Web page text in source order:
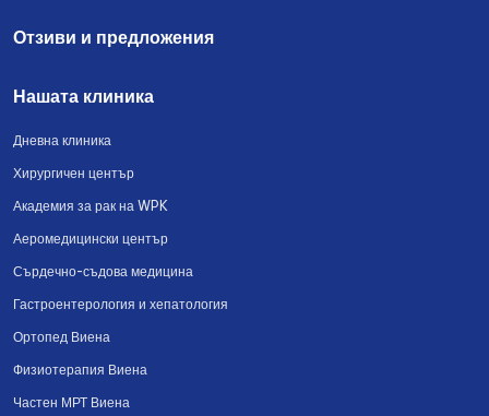
Отзиви и предложения
Нашата клиника
Дневна клиника
Хирургичен център
Академия за рак на WPK
Аеромедицински център
Сърдечно-съдова медицина
Гастроентерология и хепатология
Ортопед Виена
Физиотерапия Виена
Частен МРТ Виена